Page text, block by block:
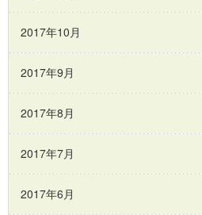
2017年10月
2017年9月
2017年8月
2017年7月
2017年6月